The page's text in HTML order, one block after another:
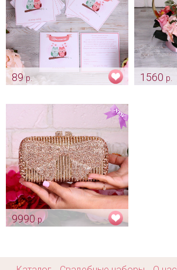
89р.
Арт: card_0009
1560 р.
9990р.